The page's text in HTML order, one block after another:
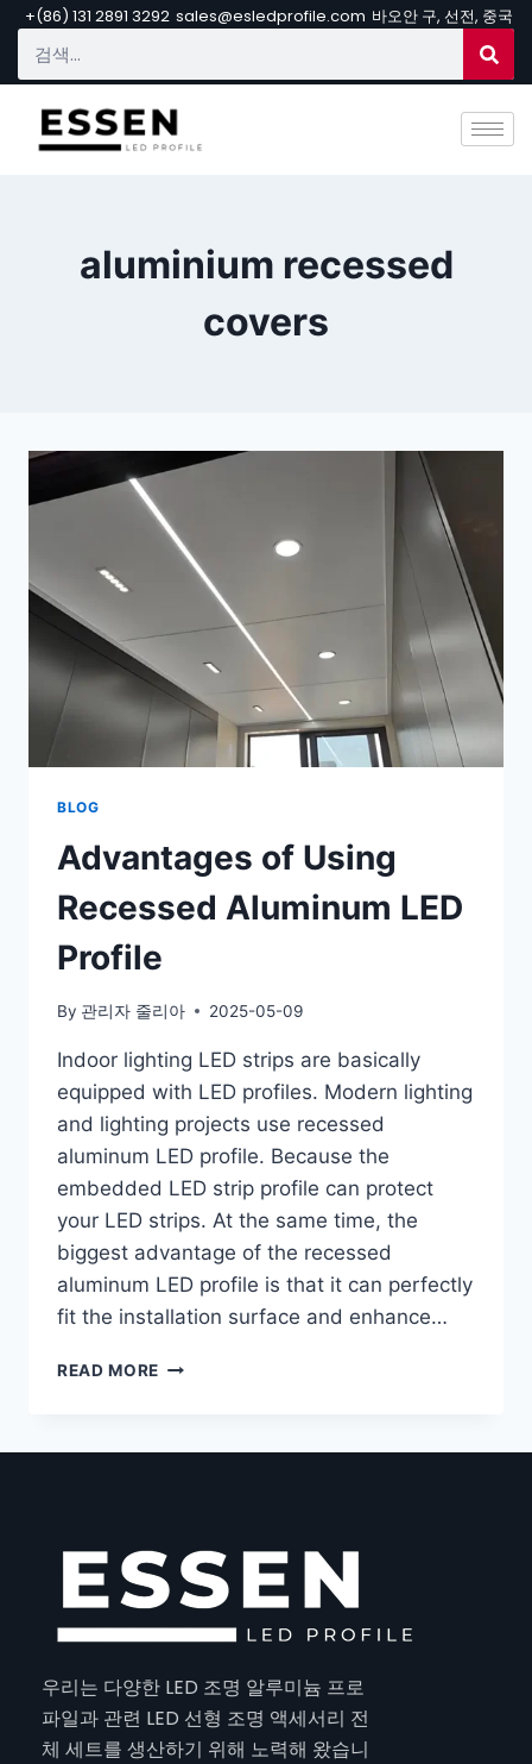
+(86) 131 2891 3292 sales@esledprofile.com 바오안 구, 선전, 중국
aluminium recessed
covers
BLOG
Advantages of Using
Recessed Aluminum LED
Profile
By 관리자 줄리아 2025-05-09
Indoor lighting LED strips are basically
equipped with LED profiles. Modern lighting
and lighting projects use recessed
aluminum LED profile. Because the
embedded LED strip profile can protect
your LED strips. At the same time, the
biggest advantage of the recessed
aluminum LED profile is that it can perfectly
fit the installation surface and enhance…
READ MORE
우리는 다양한 LED 조명 알루미늄 프로
파일과 관련 LED 선형 조명 액세서리 전
체 세트를 생산하기 위해 노력해 왔습니